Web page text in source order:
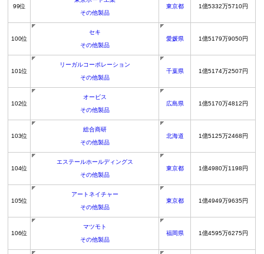
99位
その他製品
東京都 1億5332万5710円
100位
セキ
その他製品
愛媛県 1億5179万9050円
101位
リーガルコーポレーション
その他製品
千葉県 1億5174万2507円
102位
オービス
その他製品
広島県 1億5170万4812円
103位
総合商研
その他製品
北海道 1億5125万2468円
104位
エステールホールディングス
その他製品
東京都 1億4980万1198円
105位
アートネイチャー
その他製品
東京都 1億4949万9635円
106位
マツモト
その他製品
福岡県 1億4595万6275円